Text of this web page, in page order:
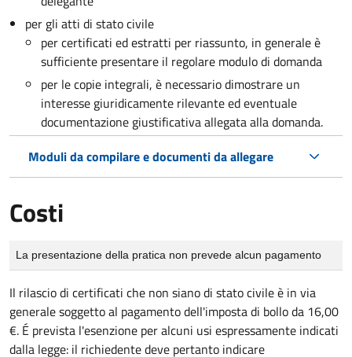
per gli atti di stato civile
per certificati ed estratti per riassunto, in generale è
sufficiente presentare il regolare modulo di domanda
per le copie integrali, è necessario dimostrare un
interesse giuridicamente rilevante ed eventuale
documentazione giustificativa allegata alla domanda.
Moduli da compilare e documenti da allegare
Costi
La presentazione della pratica non prevede alcun pagamento
Il rilascio di certificati che non siano di stato civile è in via
generale soggetto al pagamento dell'imposta di bollo da 16,00
€. É prevista l'esenzione per alcuni usi espressamente indicati
dalla legge: il richiedente deve pertanto indicare